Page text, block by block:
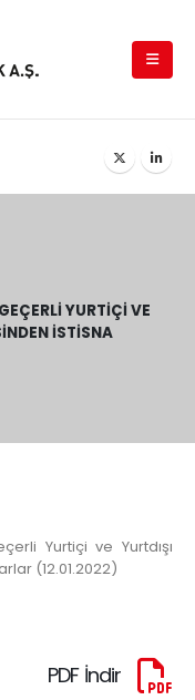
YURTIÇI VE
İSTISNA
Yurtiçi ve Yurtdışı
(12.01.2022)
PDF İndir